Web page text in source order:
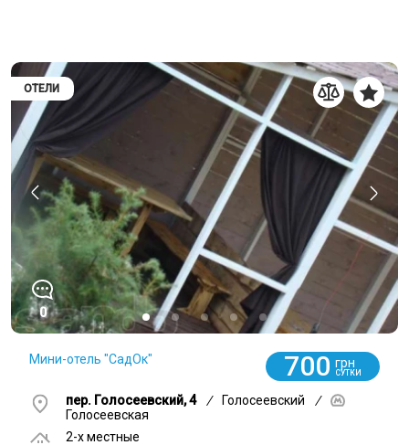
ОТЕЛИ
0
Мини-отель "СадОк" 700 грн
СУТКИ
пер. Голосеевский, 4 / Голосеевский
/
Голосеевская
2-x местные